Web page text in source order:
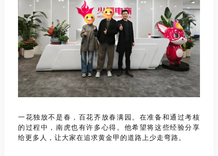
一花独放不是春，百花齐放春满园。在准备和通过考核
的过程中，南虎也有许多心得。他希望将这些经验分享
给更多人，让大家在追求黄金甲的道路上少走弯路。